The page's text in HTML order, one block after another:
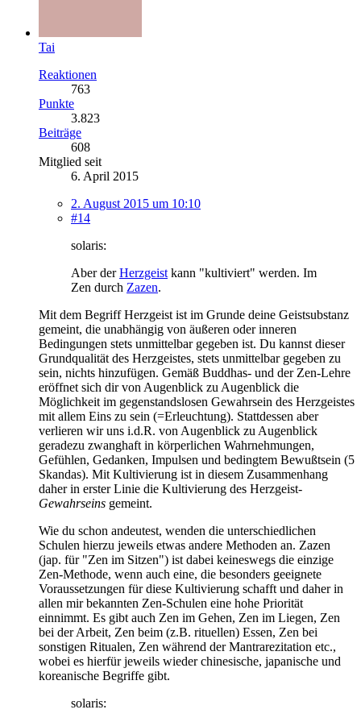
Tai
Reaktionen
763
Punkte
3.823
Beiträge
608
Mitglied seit
6. April 2015
2. August 2015 um 10:10
#14
solaris:
Aber derHerzgeist kann "kultiviert" werden. Im
Zen durch Zazen.
Mit dem Begriff Herzgeist ist im Grunde deine Geistsubstanz
gemeint, die unabhängig von äußeren oder inneren
Bedingungen stets unmittelbar gegeben ist. Du kannst dieser
Grundqualität des Herzgeistes, stets unmittelbar gegeben zu
sein, nichts hinzufügen. Gemäß Buddhas- und der Zen-Lehre
eröffnet sich dir von Augenblick zu Augenblick die
Möglichkeit im gegenstandslosen Gewahrsein des Herzgeistes
mit allem Eins zu sein (=Erleuchtung). Stattdessen aber
verlieren wir uns i.d.R. von Augenblick zu Augenblick
geradezu zwanghaft in körperlichen Wahrnehmungen,
Gefühlen, Gedanken, Impulsen und bedingtem Bewußtsein (5
Skandas). Mit Kultivierung ist in diesem Zusammenhang
daher in erster Linie die Kultivierung des Herzgeist-
Gewahrseins gemeint.
Wie du schon andeutest, wenden die unterschiedlichen
Schulen hierzu jeweils etwas andere Methoden an. Zazen
(jap. für "Zen im Sitzen") ist dabei keineswegs die einzige
Zen-Methode, wenn auch eine, die besonders geeignete
Voraussetzungen für diese Kultivierung schafft und daher in
allen mir bekannten Zen-Schulen eine hohe Priorität
einnimmt. Es gibt auch Zen im Gehen, Zen im Liegen, Zen
bei der Arbeit, Zen beim (z.B. rituellen) Essen, Zen bei
sonstigen Ritualen, Zen während der Mantrarezitation etc.,
wobei es hierfür jeweils wieder chinesische, japanische und
koreanische Begriffe gibt.
solaris: